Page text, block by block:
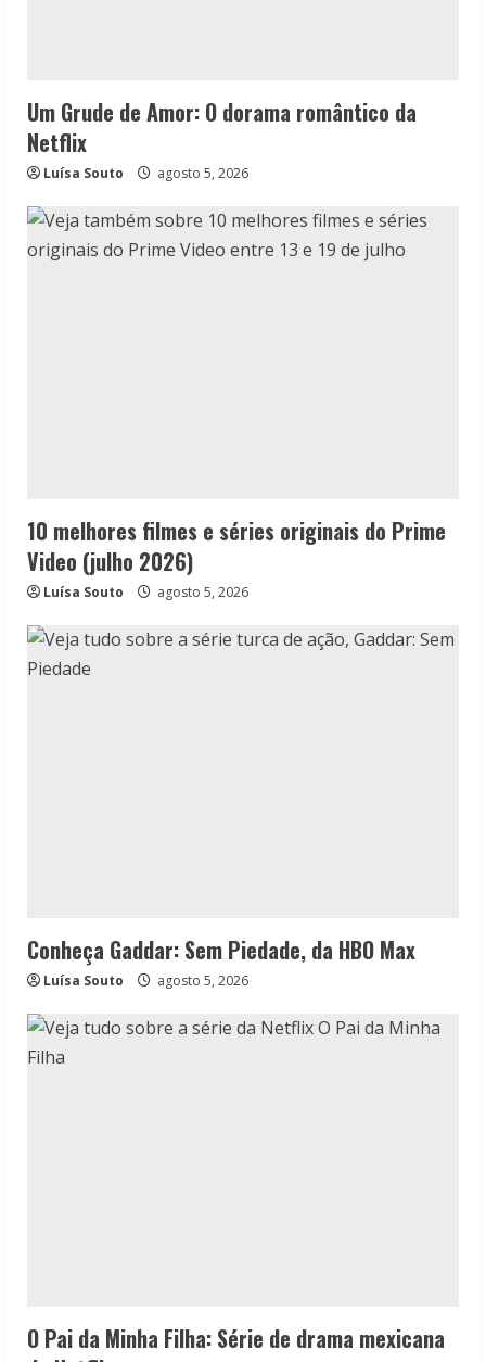
Um Grude de Amor: O dorama romântico da
Netflix
Luísa Souto agosto 5, 2026
10 melhores filmes e séries originais do Prime
Video (julho 2026)
Luísa Souto agosto 5, 2026
Conheça Gaddar: Sem Piedade, da HBO Max
Luísa Souto agosto 5, 2026
O Pai da Minha Filha: Série de drama mexicana